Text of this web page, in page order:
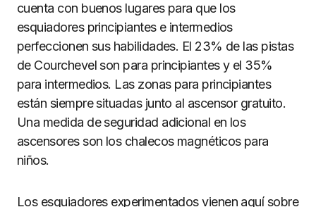
cuenta con buenos lugares para que los
esquiadores principiantes e intermedios
perfeccionen sus habilidades. El 23% de las pistas
de Courchevel son para principiantes y el 35%
para intermedios. Las zonas para principiantes
están siempre situadas junto al ascensor gratuito.
Una medida de seguridad adicional en los
ascensores son los chalecos magnéticos para
niños.
Los esquiadores experimentados vienen aquí sobre